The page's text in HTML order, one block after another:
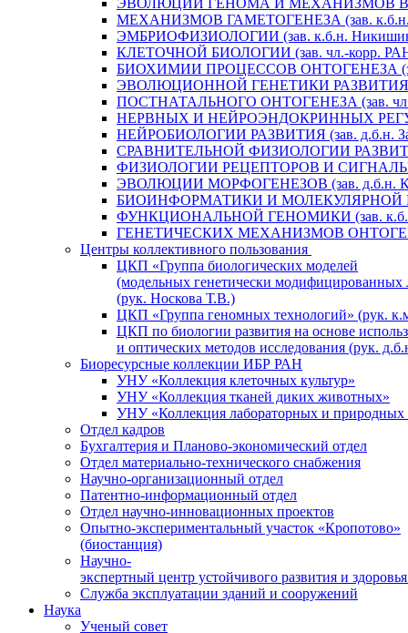
ЭВОЛЮЦИИ ГЕНОМА И МЕХАНИЗМОВ
МЕХАНИЗМОВ ГАМЕТОГЕНЕЗА (зав.
ЭМБРИОФИЗИОЛОГИИ (зав. к.б.н.
КЛЕТОЧНОЙ БИОЛОГИИ (зав. чл.-корр. РАН
БИОХИМИИ ПРОЦЕССОВ ОНТОГЕНЕЗА
ЭВОЛЮЦИОННОЙ ГЕНЕТИКИ РАЗВИТИЯ
ПОСТНАТАЛЬНОГО ОНТОГЕНЕЗА (зав. чл.-
НЕРВНЫХ И НЕЙРОЭНДОКРИННЫХ
НЕЙРОБИОЛОГИИ РАЗВИТИЯ (зав. д.б.н.
СРАВНИТЕЛЬНОЙ ФИЗИОЛОГИИ РАЗВИТИЯ
ФИЗИОЛОГИИ РЕЦЕПТОРОВ И
ЭВОЛЮЦИИ МОРФОГЕНЕЗОВ (зав. д.б.н.
БИОИНФОРМАТИКИ И МОЛЕКУЛЯРНОЙ
ФУНКЦИОНАЛЬНОЙ ГЕНОМИКИ (зав.
ГЕНЕТИЧЕСКИХ МЕХАНИЗМОВ
Центры коллективного пользования
ЦКП «Группа биологических моделей
(модельных генетически
(рук. Носкова Т.В.)
ЦКП «Группа геномных технологий» (рук.
ЦКП по биологии развития на основе
и оптических методов исследования (рук.
Биоресурсные коллекции ИБР РАН
УНУ «Коллекция клеточных культур»
УНУ «Коллекция тканей диких животных»
УНУ «Коллекция лабораторных и природных
Отдел кадров
Бухгалтерия и Планово-экономический отдел
Отдел материально-технического снабжения
Научно-организационный отдел
Патентно-информационный отдел
Отдел научно-инновационных проектов
Опытно-экспериментальный участок «Кропотово»
(биостанция)
Научно-
экспертный центр устойчивого развития и
Служба эксплуатации зданий и сооружений
Наука
Ученый совет